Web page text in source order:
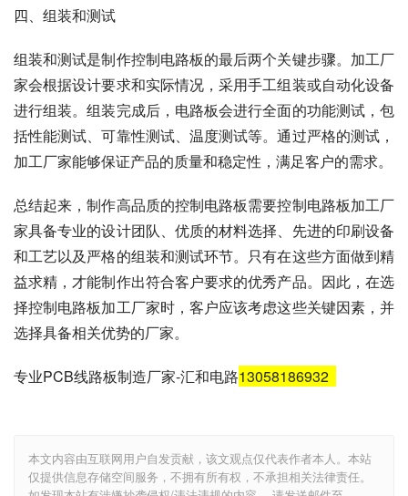
四、组装和测试
组装和测试是制作控制电路板的最后两个关键步骤。加工厂
家会根据设计要求和实际情况，采用手工组装或自动化设备
进行组装。组装完成后，电路板会进行全面的功能测试，包
括性能测试、可靠性测试、温度测试等。通过严格的测试，
加工厂家能够保证产品的质量和稳定性，满足客户的需求。
总结起来，制作高品质的控制电路板需要控制电路板加工厂
家具备专业的设计团队、优质的材料选择、先进的印刷设备
和工艺以及严格的组装和测试环节。只有在这些方面做到精
益求精，才能制作出符合客户要求的优秀产品。因此，在选
择控制电路板加工厂家时，客户应该考虑这些关键因素，并
选择具备相关优势的厂家。
专业PCB线路板制造厂家-汇和电路13058186932
本文内容由互联网用户自发贡献，该文观点仅代表作者本人。本站
仅提供信息存储空间服务，不拥有所有权，不承担相关法律责任。